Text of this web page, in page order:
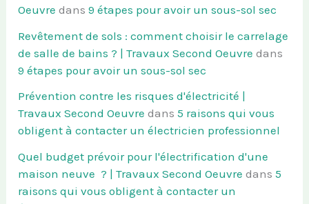
Oeuvre dans9 étapes pour avoir un sous-sol sec
Revêtement de sols : comment choisir le carrelage
de salle de bains ? | Travaux Second Oeuvre dans
9 étapes pour avoir un sous-sol sec
Prévention contre les risques d'électricité |
Travaux Second Oeuvre dans5 raisons qui vous
obligent à contacter un électricien professionnel
Quel budget prévoir pour l'électrification d'une
maison neuve ? | Travaux Second Oeuvre dans5
raisons qui vous obligent à contacter un